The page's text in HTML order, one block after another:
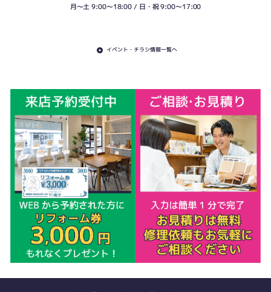
月〜土 9:00〜18:00 / 日・祝 9:00〜17:00
イベント・チラシ情報一覧へ